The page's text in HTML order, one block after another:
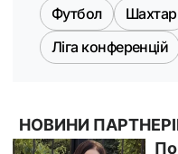
Футбол Шахтар
Ліга конференцій